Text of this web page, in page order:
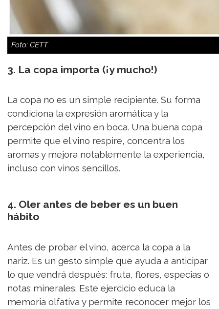
Foto: CETT
3. La copa importa (¡y mucho!)
La copa no es un simple recipiente. Su forma
condiciona la expresión aromática y la
percepción del vino en boca. Una buena copa
permite que el vino respire, concentra los
aromas y mejora notablemente la experiencia,
incluso con vinos sencillos.
4. Oler antes de beber es un buen
hábito
Antes de probar el vino, acerca la copa a la
nariz. Es un gesto simple que ayuda a anticipar
lo que vendrá después: fruta, flores, especias o
notas minerales. Este ejercicio educa la
memoria olfativa y permite reconocer mejor los